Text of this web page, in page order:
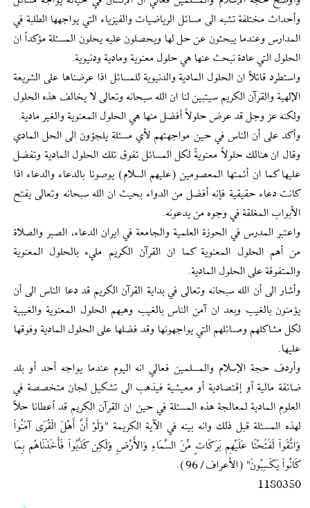
وأحداث مختلفة تشبه الى مسائل الرياضيات والفيزياء التي يواجهها الطلبة في
المدارس وعندما يبحثون عن حل لها ويحصلون عليه يحلون المسئلة مؤكداً ان
الحلول التي عادة نبحث عنها هي حلول معنوية ومادية ودنيوية.
واستطرد قائلاً ان الحلول المادية والدنيوية للمسائل اذا عرضناها على الشريعة
الإلهية والقرآن الكريم سيتبين لنا ان الله سبحانه وتعالى لا يخالف هذه الحلول
ولكنه عز وجل قد عرض حلولاً أفضل منها هي الحلول المعنوية والغير مادية.
وأكد على أن الناس في حين مواجهتهم لأي مسئلة يلجؤون الى الحل المادي
وقال ان هنالك حلولاً معنويةً لكل المسائل تفوق تلك الحلول المادية وتفضل
عليها كما ان أئمتها المعصومين (عليهم السلام) يوصونا بالدعاء والدعاء اذا
كانت دعاء حقيقية فإنه أفضل من الدواء بحيث ان الله سبحانه وتعالى يفتح
الأبواب المغلقة في وجوه من يدعونه.
واعتبر المدرس في الحوزة العلمية والجامعة في ايران الدعاء، الصبر والصلاة
من أهم الحلول المعنوية كما ان القرآن الكريم مليء بالحلول المعنوية
والمتفوقة على الحلول المادية.
وأشار الى أن الله سبحانه وتعالى في بداية القرآن الكريم قد دعا الناس الى أن
يؤمنون بالغيب وبعد ان آمن الناس بالغيب وهبهم الحلول المعنوية والغيبية
لكل مشاكلهم ومسائلهم التي يواجهونها وقد فضلها على الحلول المادية وفوقها
عليها.
وأردف حجة الإسلام والمسلمين فعالي انه اليوم عندما يواجه أحد أو بلد
ضائقة مالية أو إقتصادية أو معيشية فيذهب الى تشكيل لجان متخصصة في
العلوم المادية لمعالجة هذه المسئلة في حين ان القرآن الكريم قد أعطانا حلاً
لهذه المسئلة قبل ذلك وانه بينه في الآية الكريمة "وَلَوْ أَنَّ أَهْلَ الْقُرَى آمَنُواْ
وَاتَّقَواْ لَفَتَحْنَا عَلَيْهِم بَرَكَاتٍ مِّنَ السَّمَاءِ وَالأَرْضِ وَلَكِن كَذَّبُواْ فَأَخَذْنَاهُم بِمَا
كَانُواْ يَكْسِبُونَ" (الأعراف / 96).
1180350